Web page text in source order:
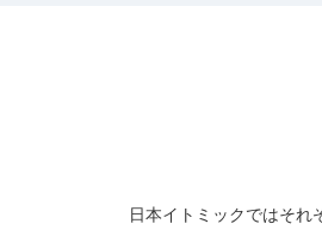
日本イトミックではそれ